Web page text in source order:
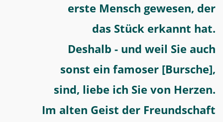
erste Mensch gewesen, der
das Stück erkannt hat.
Deshalb - und weil Sie auch
sonst ein famoser [Bursche],
sind, liebe ich Sie von Herzen.
Im alten Geist der Freundschaft